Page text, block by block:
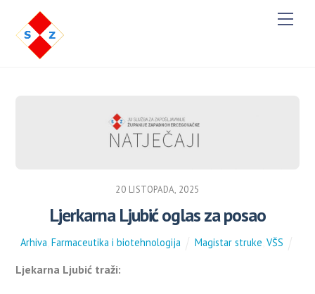
M
e
20 LISTOPADA, 2025
Ljerkarna Ljubić oglas za posao
Arhiva Farmaceutika i biotehnologija Magistar struke VŠS
Ljekarna Ljubić traži: